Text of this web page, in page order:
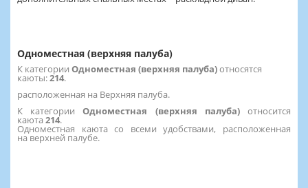
Одноместная (верхняя палуба)
К категории Одноместная (верхняя палуба)относятся
каюты:214.
расположенная на Верхняя палуба.
К категорииОдноместная (верхняя палуба)относится
каюта 214.
Одноместная каюта со всеми удобствами, расположенная
на верхней палубе.